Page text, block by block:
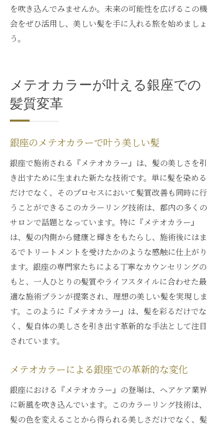
を吹き込んでみませんか。未来の可能性を広げるこの機
会をぜひ活用し、美しい髪を手に入れる旅を始めましょ
う。
メテオカラーが叶える銀座での
髪質変革
銀座のメテオカラーで叶う美しい髪
銀座で施術される『メテオカラー』は、髪の美しさを引
き出すために生まれた新たな技術です。単に髪を染める
だけでなく、そのプロセスにおいて髪質改善も同時に行
うことができるこのカラーリング技術は、都内の多くの
サロンで話題となっています。特に『メテオカラー』
は、髪の内側から健康と輝きをもたらし、施術後にはま
るでトリートメントを受けたかのような感触に仕上がり
ます。銀座の専門家たちによる丁寧なカウンセリングの
もと、一人ひとりの髪質やライフスタイルに合わせた最
適な施術プランが提案され、理想の美しい髪を実現しま
す。このように『メテオカラー』は、髪を彩るだけでな
く、髪自体の美しさを引き出す革新的な手法として注目
されています。
メテオカラーによる銀座での革新的な変化
銀座における『メテオカラー』の登場は、ヘアケア業界
に新風を吹き込んでいます。このカラーリング技術は、
髪の色を変えることから得られる美しさだけでなく、髪